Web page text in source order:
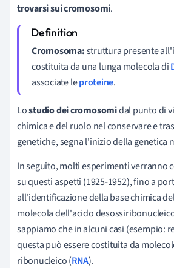
trovarsi sui cromosomi.
Cromosoma:struttura presente
costituita da una lunga molecola di
associate leproteine.
Lostudio dei cromosomidal punto di
chimica e del ruolo nel conservare e
genetiche, segna l'inizio della genetica
In seguito, molti esperimenti verranno
su questi aspetti (1925-1952), fino a
all'identificazione della base chimica
molecola dell'acido
sappiamo che in alcuni casi (esempio:
questa può essere costituita da
ribonucleico (RNA).